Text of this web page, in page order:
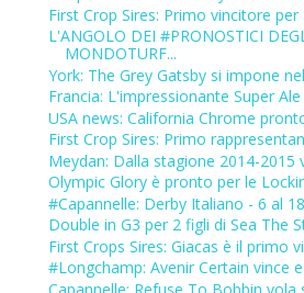
First Crop Sires: Primo vincitore per
L'ANGOLO DEI #PRONOSTICI
MONDOTURF...
York: The Grey Gatsby si impone
Francia: L'impressionante Super
USA news: California Chrome
First Crop Sires: Primo
Meydan: Dalla stagione 2014-2015
Olympic Glory è pronto per le
#Capannelle: Derby Italiano - 6 al
Double in G3 per 2 figli di Sea The
First Crops Sires: Giacas è il primo
#Longchamp: Avenir Certain vince
Capannelle: Refuse To Bobbin vola